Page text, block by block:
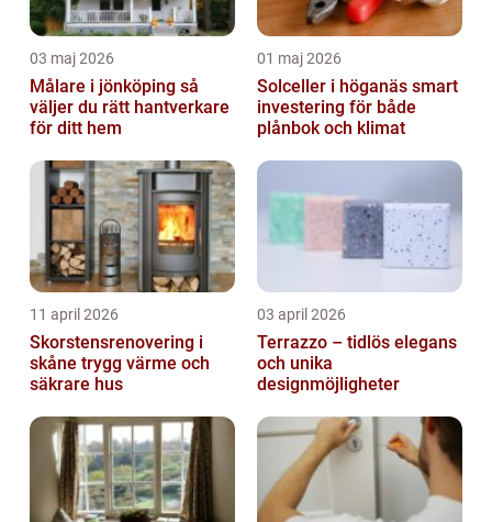
03 maj 2026
Målare i jönköping så
väljer du rätt hantverkare
för ditt hem
01 maj 2026
Solceller i höganäs smart
investering för både
plånbok och klimat
11 april 2026
Skorstensrenovering i
skåne trygg värme och
säkrare hus
03 april 2026
Terrazzo – tidlös elegans
och unika
designmöjligheter